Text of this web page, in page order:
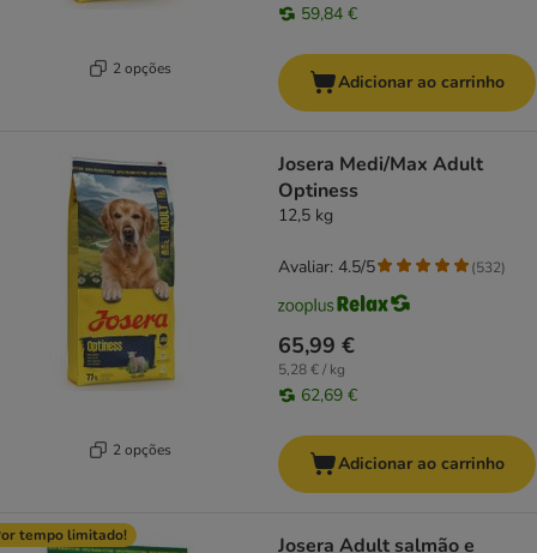
2 opções
59,84 €
Adicionar ao carrinho
2 opções
Josera Medi/Max Adult
Optiness
12,5 kg
65,99 €
5,28 € / kg
62,69 €
Avaliar: 4.5/5 (532)
Adicionar ao carrinho
tempo limitado! Josera Adult salmão e